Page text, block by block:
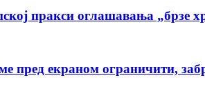
пракси оглашавања „брзе
пред екраном ограничити,